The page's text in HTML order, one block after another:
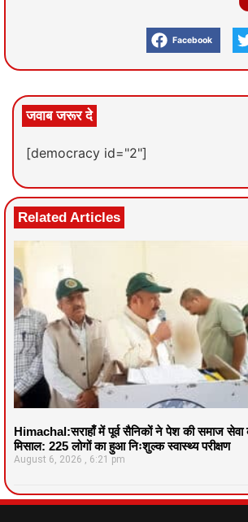
Facebook
जवाब जरूर दे
[democracy id="2"]
Related Articles
Himachal:सराहाँ में पूर्व सैनिकों ने पेश की समाज सेवा
मिसाल: 225 लोगों का हुआ निःशुल्क स्वास्थ्य परीक्षण
August 6, 2026 6:21 pm